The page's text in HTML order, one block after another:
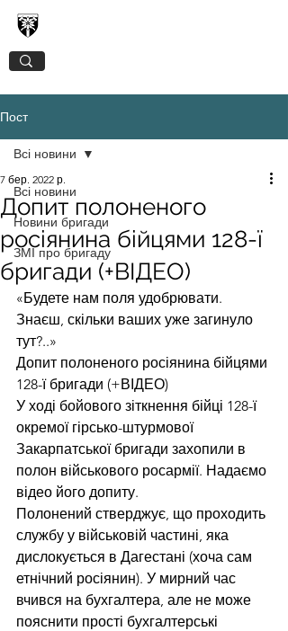
Пост
Всі новини
Новини бригади
ЗМІ про бригаду
Всі новини
Допит полоненого
росіянина бійцями 128-ї
бригади (+ВІДЕО)
7 бер. 2022 р.
«Будете нам поля удобрювати.
Знаєш, скільки ваших уже загинуло
тут?..»
Допит полоненого росіянина бійцями
128-ї бригади (+ВІДЕО)
У ході бойового зіткнення бійці 128-ї
окремої гірсько-штурмової
Закарпатської бригади захопили в
полон військового росармії. Надаємо
відео його допиту.
Полонений стверджує, що проходить
службу у військовій частині, яка
дислокується в Дагестані (хоча сам
етнічний росіянин). У мирний час
вчився на бухгалтера, але не може
пояснити прості бухгалтерські